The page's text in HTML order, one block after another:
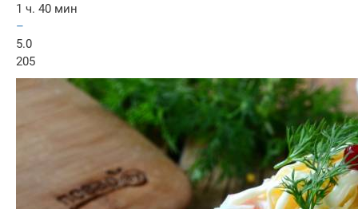
1 ч. 40 мин
–
5.0
205